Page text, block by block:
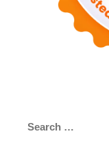
Search